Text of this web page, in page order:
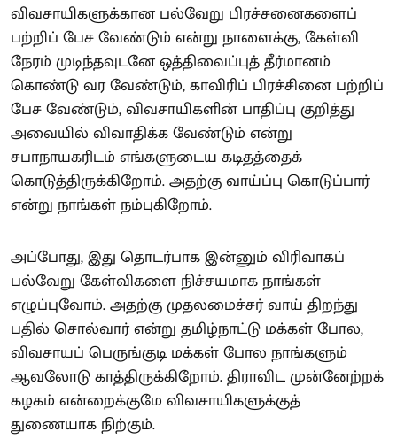
விவசாயிகளுக்கான பல்வேறு பிரச்சனைகளைப்
பற்றிப் பேச வேண்டும் என்று நாளைக்கு, கேள்வி
நேரம் முடிந்தவுடனே ஒத்திவைப்புத் தீர்மானம்
கொண்டு வர வேண்டும், காவிரிப் பிரச்சினை பற்றிப்
பேச வேண்டும், விவசாயிகளின் பாதிப்பு குறித்து
அவையில் விவாதிக்க வேண்டும் என்று
சபாநாயகரிடம் எங்களுடைய கடிதத்தைக்
கொடுத்திருக்கிறோம். அதற்கு வாய்ப்பு கொடுப்பார்
என்று நாங்கள் நம்புகிறோம்.
அப்போது, இது தொடர்பாக இன்னும் விரிவாகப்
பல்வேறு கேள்விகளை நிச்சயமாக நாங்கள்
எழுப்புவோம். அதற்கு முதலமைச்சர் வாய் திறந்து
பதில் சொல்வார் என்று தமிழ்நாட்டு மக்கள் போல,
விவசாயப் பெருங்குடி மக்கள் போல நாங்களும்
ஆவலோடு காத்திருக்கிறோம். திராவிட முன்னேற்றக்
கழகம் என்றைக்குமே விவசாயிகளுக்குத்
துணையாக நிற்கும்.